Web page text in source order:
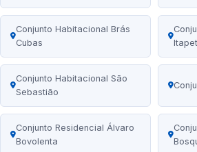
Conjunto Habitacional Brás
Cubas
Conjunto Habitacional São
Sebastião
Conjunto Residencial Álvaro
Bovolenta